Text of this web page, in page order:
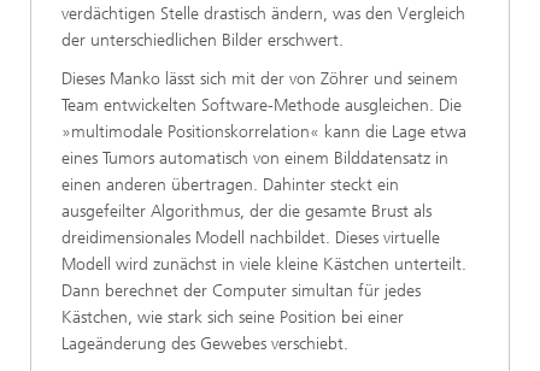
verdächtigen Stelle drastisch ändern, was den Vergleich
der unterschiedlichen Bilder erschwert.
Dieses Manko lässt sich mit der von Zöhrer und seinem
Team entwickelten Software-Methode ausgleichen. Die
»multimodale Positionskorrelation« kann die Lage etwa
eines Tumors automatisch von einem Bilddatensatz in
einen anderen übertragen. Dahinter steckt ein
ausgefeilter Algorithmus, der die gesamte Brust als
dreidimensionales Modell nachbildet. Dieses virtuelle
Modell wird zunächst in viele kleine Kästchen unterteilt.
Dann berechnet der Computer simultan für jedes
Kästchen, wie stark sich seine Position bei einer
Lageänderung des Gewebes verschiebt.